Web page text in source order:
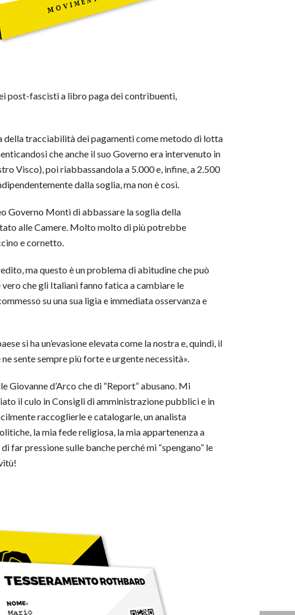
post-fascisti a libro paga dei contribuenti,
della tracciabilità dei pagamenti come metodo di lotta
che anche il suo Governo era intervenuto in
Visco), poi riabbassandola a 5.000 e, infine, a 2.500
dalla soglia, ma non è così.
Governo Monti di abbassare la soglia della
alle Camere. Molto molto di più potrebbe
e cornetto.
ma questo è un problema di abitudine che può
vero che gli Italiani fanno fatica a cambiare le
su una sua ligia e immediata osservanza e
si ha un’evasione elevata come la nostra e, quindi, il
sente sempre più forte e urgente necessità».
d’Arco che di “Report” abusano. Mi
il culo in Consigli di amministrazione pubblici e in
raccoglierle e catalogarle, un analista
la mia fede religiosa, la mia appartenenza a
far pressione sulle banche perché mi “spengano” le